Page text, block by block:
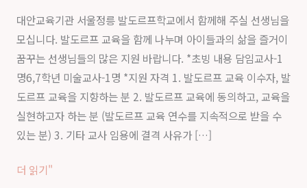
대안교육기관 서울정릉 발도르프학교에서 함께해 주실 선생님을
모십니다. 발도르프 교육을 함께 나누며 아이들과의 삶을 즐거이
꿈꾸는 선생님들의 많은 지원 바랍니다. *초빙 내용 담임교사-1
명6,7학년 미술교사-1명 *지원 자격 1. 발도르프 교육 이수자, 발
도르프 교육을 지향하는 분 2. 발도르프 교육에 동의하고, 교육을
실현하고자 하는 분 (발도르프 교육 연수를 지속적으로 받을 수
있는 분) 3. 기타 교사 임용에 결격 사유가 […]
발
도
르
프
학
교
담
교
더 읽기"